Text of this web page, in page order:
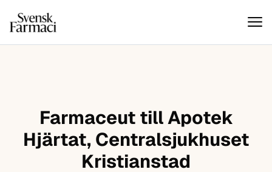
Hoppa till innehåll
Svensk farmaci
Farmaceut till Apotek
Hjärtat, Centralsjukhuset
Kristianstad